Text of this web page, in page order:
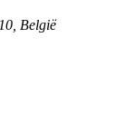
België